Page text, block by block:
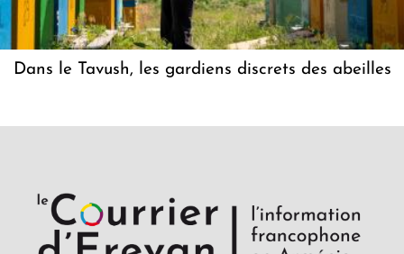
Dans le Tavush, les gardiens discrets des abeilles